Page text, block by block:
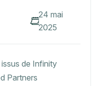
24 mai
2025
de Infinity
Partners